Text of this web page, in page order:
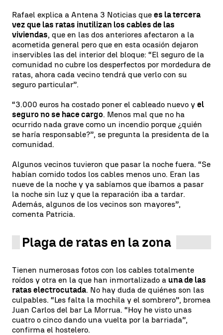
Rafael explica a Antena 3 Noticias que es la tercera
vez que las ratas inutilizan los cables de las
viviendas, que en las dos anteriores afectaron a la
acometida general pero que en esta ocasión dejaron
inservibles las del interior del bloque: “El seguro de la
comunidad no cubre los desperfectos por mordedura de
ratas, ahora cada vecino tendrá que verlo con su
seguro particular”.
“3.000 euros ha costado poner el cableado nuevo y el
seguro no se hace cargo. Menos mal que no ha
ocurrido nada grave como un incendio porque ¿quién
se haría responsable?”, se pregunta la presidenta de la
comunidad.
Algunos vecinos tuvieron que pasar la noche fuera. “Se
habían comido todos los cables menos uno. Eran las
nueve de la noche y ya sabíamos que íbamos a pasar
la noche sin luz y que la reparación iba a tardar.
Además, algunos de los vecinos son mayores”,
comenta Patricia.
Plaga de ratas en la zona
Tienen numerosas fotos con los cables totalmente
roídos y otra en la que han inmortalizado a una de las
ratas electrocutada. No hay duda de quiénes son las
culpables. “Les falta la mochila y el sombrero”, bromea
Juan Carlos del bar La Morrua. “Hoy he visto unas
cuatro o cinco dando una vuelta por la barriada”,
confirma el hostelero.